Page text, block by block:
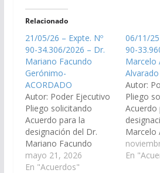
Relacionado
21/05/26 – Expte. Nº
90-34.306/2026 – Dr.
Mariano Facundo
Gerónimo-
ACORDADO
Autor: Poder Ejecutivo
Pliego solicitando
Acuerdo para la
designación del Dr.
Mariano Facundo
Gerónimo, DNI N°
31.338.234, en el cargo
mayo 21, 2026
En "Acuerdos"
06/11/
90-
Marcelo
Autor:
Pliego
Acuerdo
Marcelo
En